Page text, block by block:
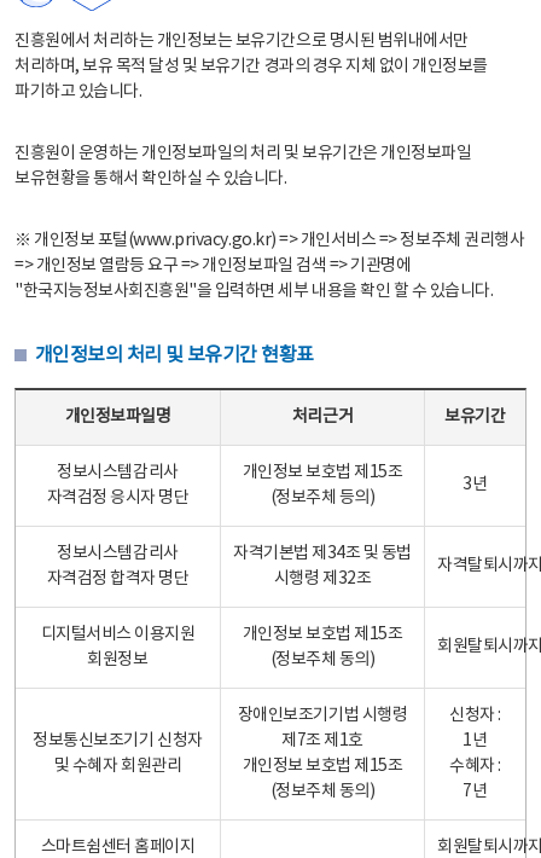
진흥원에서 처리하는 개인정보는 보유기간으로 명시된 범위내에서만
처리하며, 보유 목적 달성 및 보유기간 경과의 경우 지체 없이 개인정보를
파기하고 있습니다.
진흥원이 운영하는 개인정보파일의 처리 및 보유기간은 개인정보파일
보유현황을 통해서 확인하실 수 있습니다.
※ 개인정보 포털(www.privacy.go.kr) => 개인서비스 => 정보주체 권리행사
=> 개인정보 열람등 요구 => 개인정보파일 검색 => 기관명에
"한국지능정보사회진흥원"을 입력하면 세부 내용을 확인 할 수 있습니다.
개인정보의 처리 및 보유기간 현황표
개인정보파일명 처리근거 보유기간
정보시스템감리사
자격검정 응시자 명단
개인정보 보호법 제15조
(정보주체 등의)
3년
정보시스템감리사
자격검정 합격자 명단
자격기본법 제34조 및 동법
시행령 제32조
자격탈퇴시까
디지털서비스 이용지원
회원정보
개인정보 보호법 제15조
(정보주체 동의)
회원탈퇴시까
정보통신보조기기 신청자
및 수혜자 회원관리
장애인보조기기법 시행령
제7조 제1호
개인정보 보호법 제15조
(정보주체 동의)
신청자 :
1년
수혜자 :
7년
스마트쉼센터 홈페이지
회원탈퇴시까